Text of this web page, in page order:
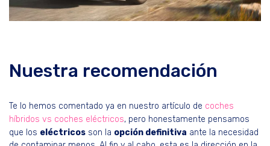
Nuestra recomendación
Te lo hemos comentado ya en nuestro artículo de coches
híbridos vs coches eléctricos, pero honestamente pensamos
que los eléctricos son la opción definitiva ante la necesidad